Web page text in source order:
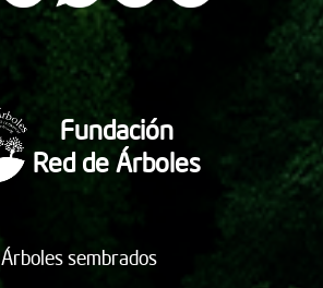
Fundación
Red de Árboles
Árboles sembrados